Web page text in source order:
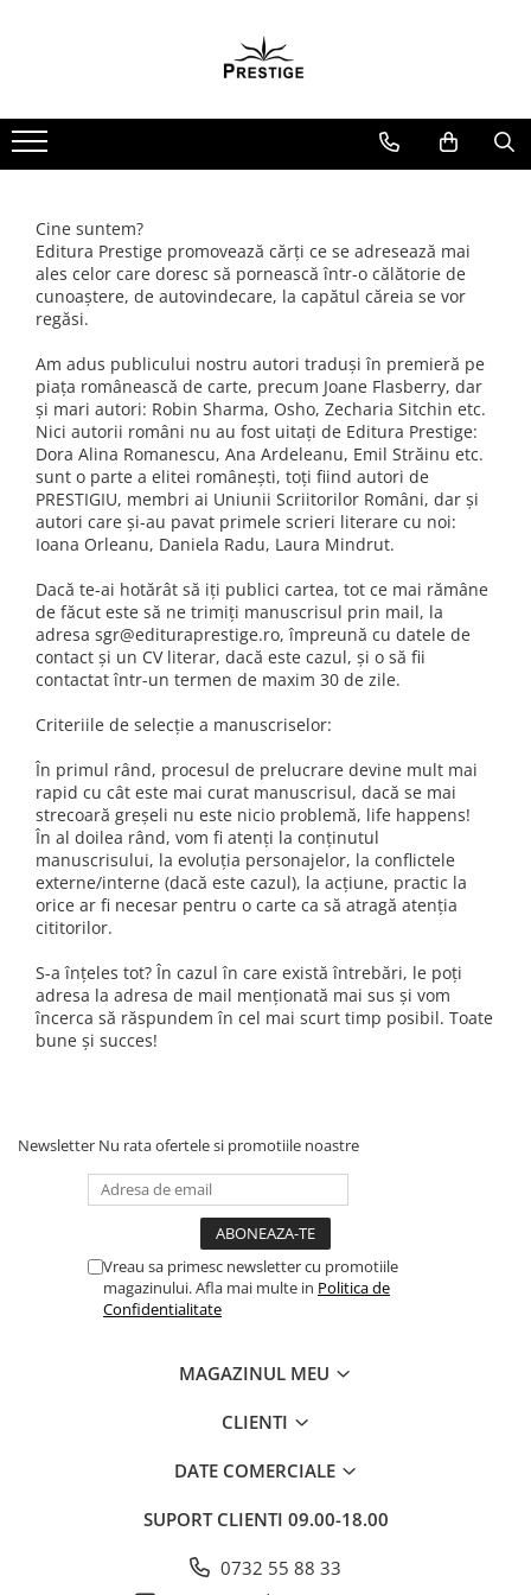
Noutati
Promotii
Spiritualitate - Ezoterism
AngelConnection
Arte Divinatorii
Astrologie
Chiromantie
Dezvoltare Spirituala
KidConnection
Minte Corp
New Illuminati Files
Numerologie
Paranormal
Parapsihologie
Ramtha
Audiobook
ReConnect
Religie
Crestinism
ScienceConnection
SelfConnect
SelfHealing
Vindecare Spirituala
Sanatate
Diete
Gastronomik
Medicina & Farmacie
Medicina Pentru Toti
Starea de bine
Biografii, Memorii, Jurnale
Carti pentru Adolescenti, Young
Crime, Thriller, Mistery
Cine suntem?
Editura Prestige promovează cărți ce se adresează mai
ales celor care doresc să pornească într-o călătorie de
cunoaștere, de autovindecare, la capătul căreia se vor
regăsi.
Am adus publicului nostru autori traduși în premieră pe
piața românească de carte, precum Joane Flasberry, dar
și mari autori: Robin Sharma, Osho, Zecharia Sitchin etc.
Nici autorii români nu au fost uitați de Editura Prestige:
Dora Alina Romanescu, Ana Ardeleanu, Emil Străinu etc.
sunt o parte a elitei românești, toți fiind autori de
PRESTIGIU, membri ai Uniunii Scriitorilor Români, dar și
autori care și-au pavat primele scrieri literare cu noi:
Ioana Orleanu, Daniela Radu, Laura Mindrut.
Dacă te-ai hotărât să iți publici cartea, tot ce mai rămâne
de făcut este să ne trimiți manuscrisul prin mail, la
adresa sgr@edituraprestige.ro, împreună cu datele de
contact și un CV literar, dacă este cazul, și o să fii
contactat într-un termen de maxim 30 de zile.
Criteriile de selecție a manuscriselor:
În primul rând, procesul de prelucrare devine mult mai
rapid cu cât este mai curat manuscrisul, dacă se mai
strecoară greșeli nu este nicio problemă, life happens!
În al doilea rând, vom fi atenți la conținutul
manuscrisului, la evoluția personajelor, la conflictele
externe/interne (dacă este cazul), la acțiune, practic la
orice ar fi necesar pentru o carte ca să atragă atenția
cititorilor.
S-a înțeles tot? În cazul în care există întrebări, le poți
adresa la adresa de mail menționată mai sus și vom
încerca să răspundem în cel mai scurt timp posibil. Toate
bune și succes!
Newsletter Nu rata ofertele si promotiile noastre
Vreau sa primesc newsletter cu promotiile
magazinului. Afla mai multe in Politica de
Confidentialitate
MAGAZINUL MEU
CLIENTI
DATE COMERCIALE
SUPORT CLIENTI 09.00-18.00
0732 55 88 33